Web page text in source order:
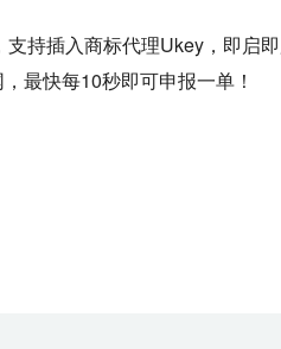
持插入商标代理Ukey，即启
最快每10秒即可申报一单！